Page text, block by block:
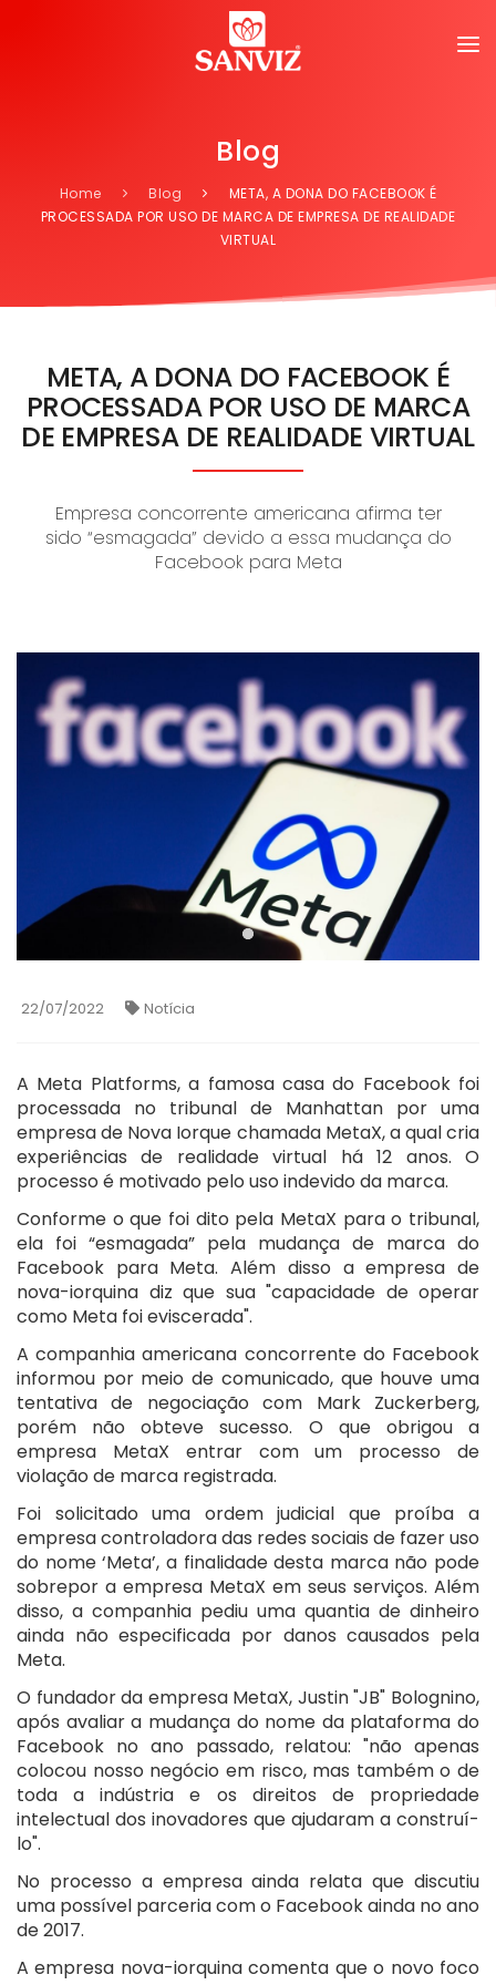
Blog
Home Blog
META, A DONA DO FACEBOOK É
PROCESSADA POR USO DE MARCA DE EMPRESA DE REALIDADE
VIRTUAL
META, A DONA DO FACEBOOK É
PROCESSADA POR USO DE MARCA
DE EMPRESA DE REALIDADE VIRTUAL
Empresa concorrente americana afirma ter
sido “esmagada” devido a essa mudança do
Facebook para Meta
22/07/2022 Notícia
A Meta Platforms, a famosa casa do Facebook foi
processada no tribunal de Manhattan por uma
empresa de Nova Iorque chamada MetaX, a qual cria
experiências de realidade virtual há 12 anos. O
processo é motivado pelo uso indevido da marca.
Conforme o que foi dito pela MetaX para o tribunal,
ela foi “esmagada” pela mudança de marca do
Facebook para Meta. Além disso a empresa de
nova-iorquina diz que sua "capacidade de operar
como Meta foi eviscerada".
A companhia americana concorrente do Facebook
informou por meio de comunicado, que houve uma
tentativa de negociação com Mark Zuckerberg,
porém não obteve sucesso. O que obrigou a
empresa MetaX entrar com um processo de
violação de marca registrada.
Foi solicitado uma ordem judicial que proíba a
empresa controladora das redes sociais de fazer uso
do nome ‘Meta’, a finalidade desta marca não pode
sobrepor a empresa MetaX em seus serviços. Além
disso, a companhia pediu uma quantia de dinheiro
ainda não especificada por danos causados pela
Meta.
O fundador da empresa MetaX, Justin "JB" Bolognino,
após avaliar a mudança do nome da plataforma do
Facebook no ano passado, relatou: "não apenas
colocou nosso negócio em risco, mas também o de
toda a indústria e os direitos de propriedade
intelectual dos inovadores que ajudaram a construí-
lo".
No processo a empresa ainda relata que discutiu
uma possível parceria com o Facebook ainda no ano
de 2017.
A empresa nova-iorquina comenta que o novo foco